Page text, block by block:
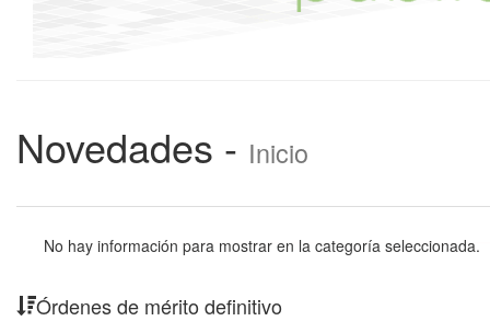
Novedades - Inicio
No hay información para mostrar en la categoría seleccionada.
Órdenes de mérito definitivo